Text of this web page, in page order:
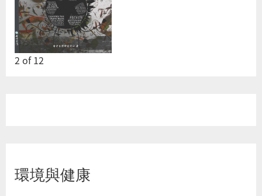
2 of12
環境與健康